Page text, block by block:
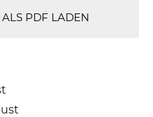
PDF LADEN